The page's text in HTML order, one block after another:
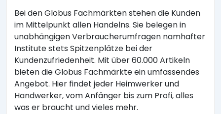
Bei den Globus Fachmärkten stehen die Kunden
im Mittelpunkt allen Handelns. Sie belegen in
unabhängigen Verbraucherumfragen namhafter
Institute stets Spitzenplätze bei der
Kundenzufriedenheit. Mit über 60.000 Artikeln
bieten die Globus Fachmärkte ein umfassendes
Angebot. Hier findet jeder Heimwerker und
Handwerker, vom Anfänger bis zum Profi, alles
was er braucht und vieles mehr.